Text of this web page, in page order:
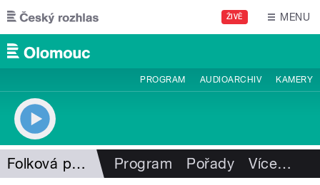
Přejít k hlavnímu obsahu
ŽIVĚ MENU
PROGRAM AUDIOARCHIV KAMERY
Folková pohlazení Program Pořady Více…